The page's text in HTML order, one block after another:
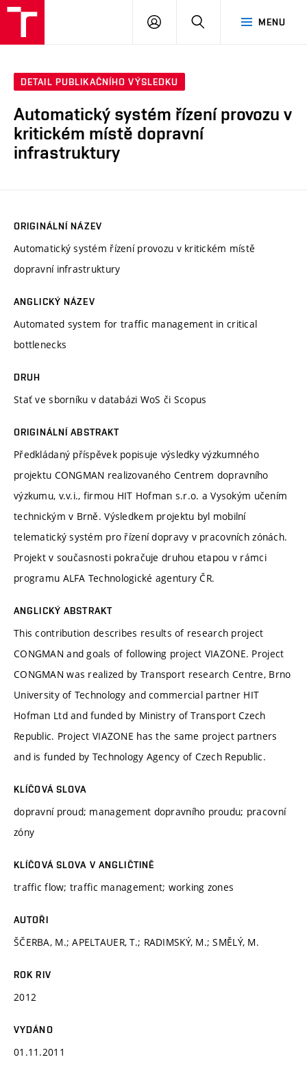
MENU
PŘIHLÁSIT
DETAIL PUBLIKAČNÍHO VÝSLEDKU
Automatický systém řízení provozu v
kritickém místě dopravní
infrastruktury
ORIGINÁLNÍ NÁZEV
Automatický systém řízení provozu v kritickém místě
dopravní infrastruktury
ANGLICKÝ NÁZEV
Automated system for traffic management in critical
bottlenecks
DRUH
Stať ve sborníku v databázi WoS či Scopus
ORIGINÁLNÍ ABSTRAKT
Předkládaný příspěvek popisuje výsledky výzkumného
projektu CONGMAN realizovaného Centrem dopravního
výzkumu, v.v.i., firmou HIT Hofman s.r.o. a Vysokým učením
technickým v Brně. Výsledkem projektu byl mobilní
telematický systém pro řízení dopravy v pracovních zónách.
Projekt v současnosti pokračuje druhou etapou v rámci
programu ALFA Technologické agentury ČR.
ANGLICKÝ ABSTRAKT
This contribution describes results of research project
CONGMAN and goals of following project VIAZONE. Project
CONGMAN was realized by Transport research Centre, Brno
University of Technology and commercial partner HIT
Hofman Ltd and funded by Ministry of Transport Czech
Republic. Project VIAZONE has the same project partners
and is funded by Technology Agency of Czech Republic.
KLÍČOVÁ SLOVA
dopravní proud; management dopravního proudu; pracovní
zóny
KLÍČOVÁ SLOVA V ANGLIČTINĚ
traffic flow; traffic management; working zones
AUTOŘI
ŠČERBA, M.; APELTAUER, T.; RADIMSKÝ, M.; SMĚLÝ, M.
ROK RIV
2012
VYDÁNO
01.11.2011